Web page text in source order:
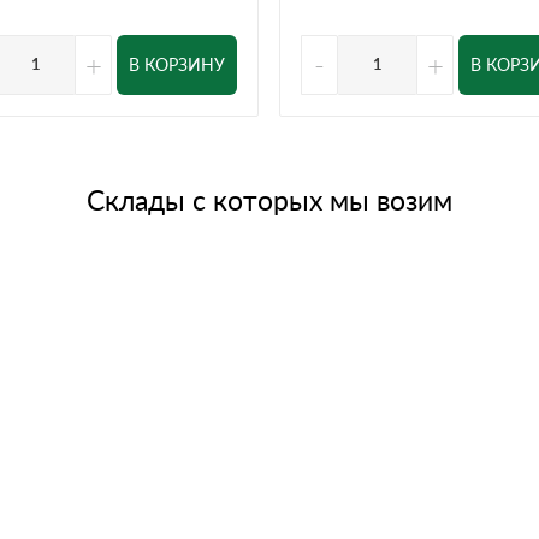
+ В КОРЗИНУ - + В
Склады с которых мы возим